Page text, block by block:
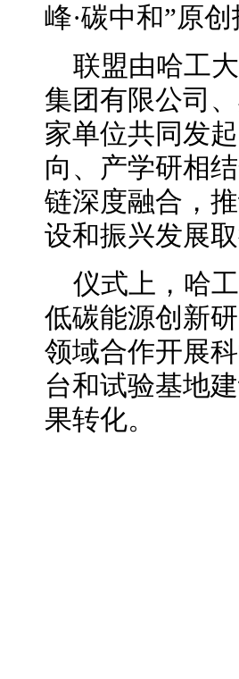
峰·碳中和”原创
联盟由哈工
集团有限公司
家单位共同发
向、产学研相
链深度融合，
设和振兴发展
仪式上，哈
低碳能源创新
领域合作开展
台和试验基地
果转化。